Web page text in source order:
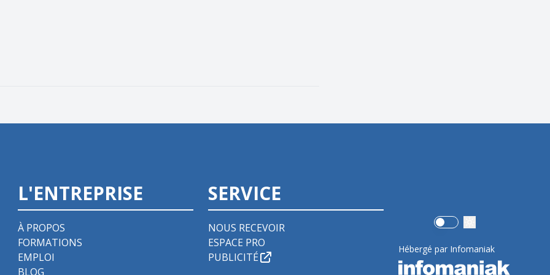
L'ENTREPRISE
À PROPOS
FORMATIONS
EMPLOI
BLOG
SERVICE
NOUS RECEVOIR
ESPACE PRO
PUBLICITÉ
Use setting
Hébergé par Infomaniak